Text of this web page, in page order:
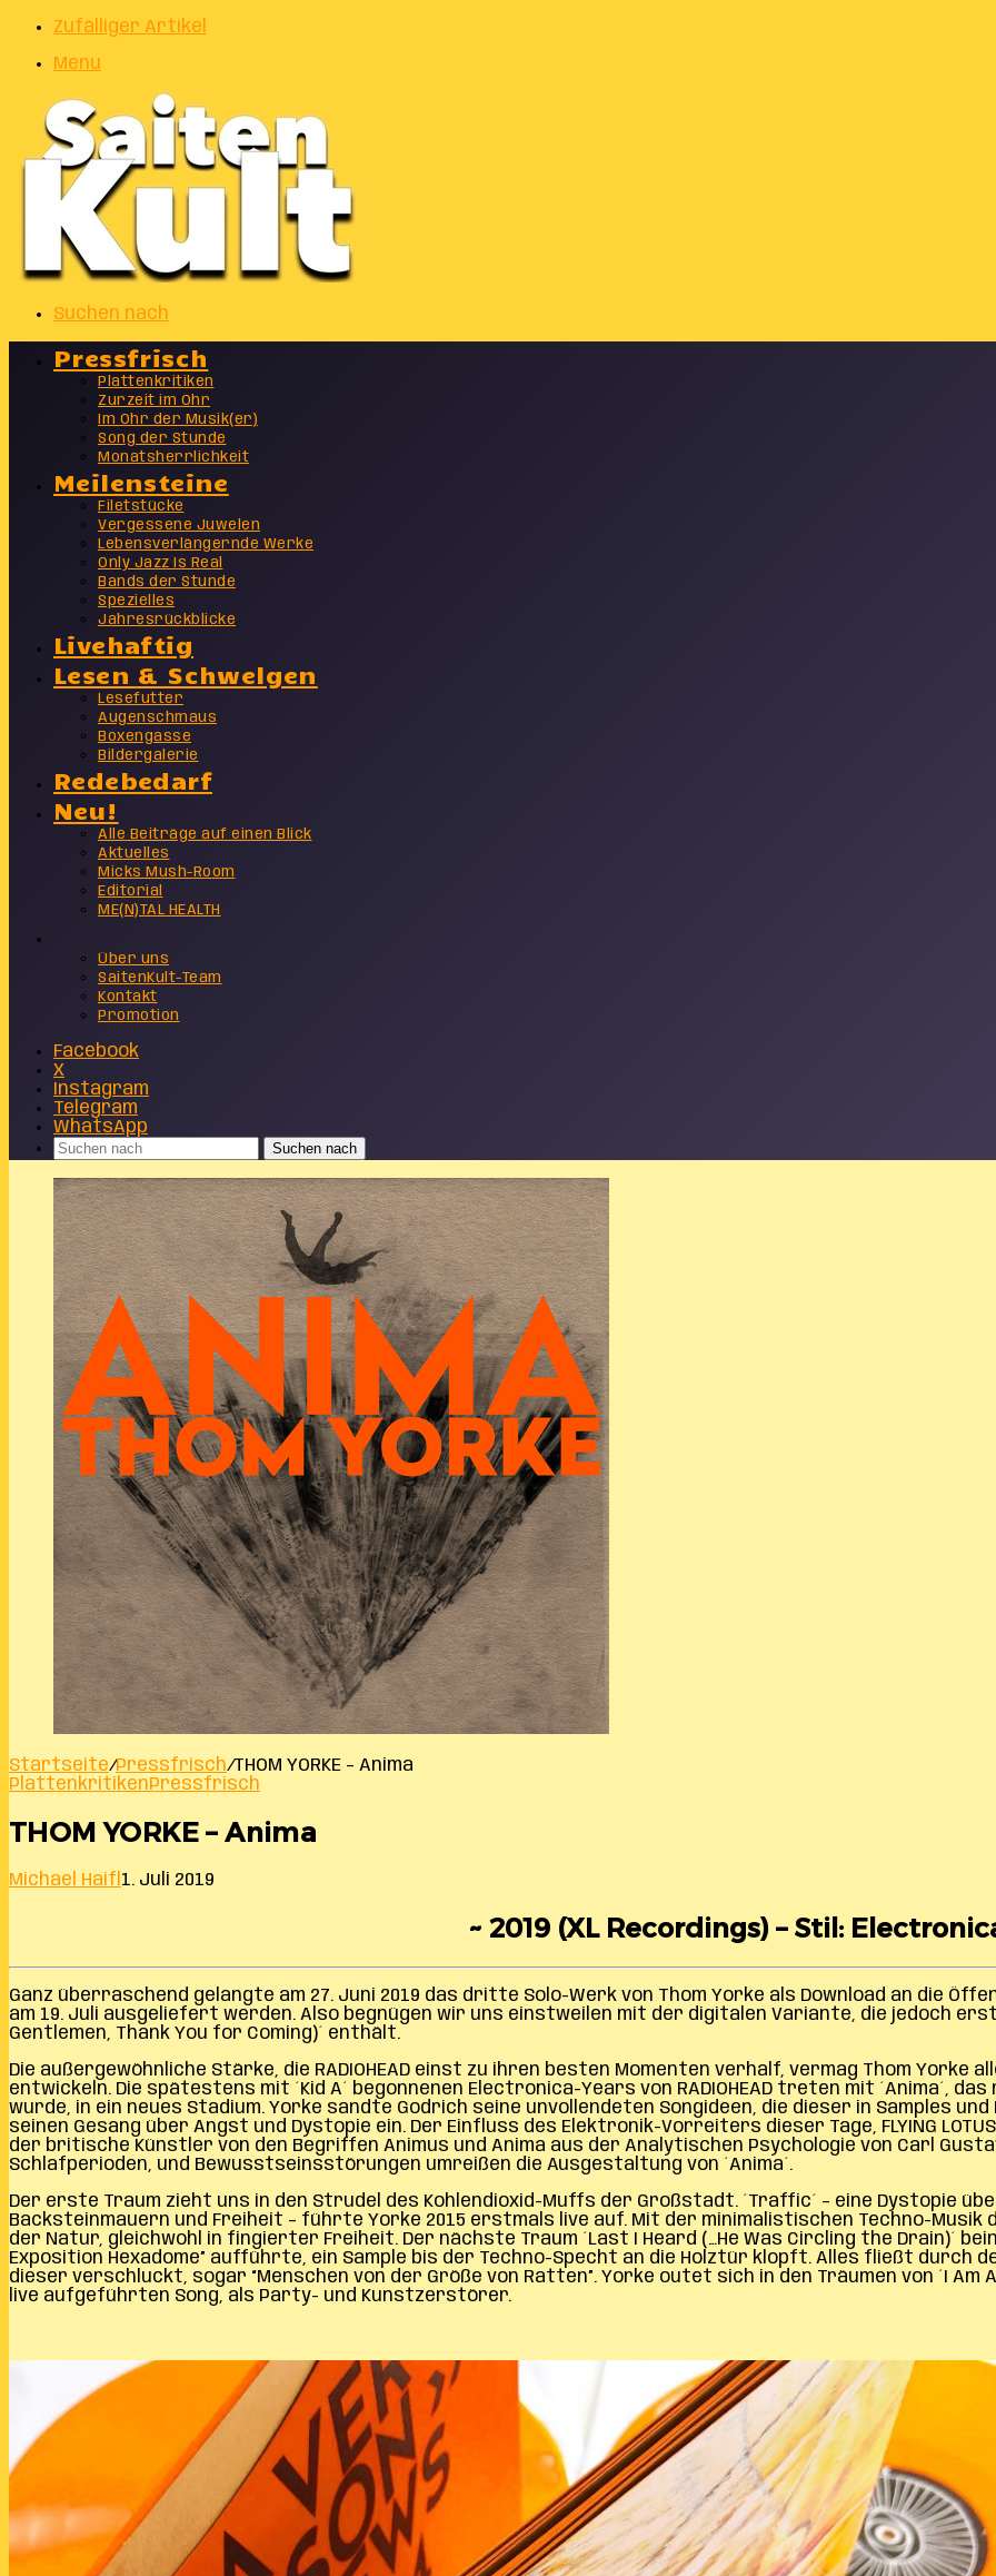
Zufälliger Artikel
Menu
Suchen nach
Pressfrisch
Plattenkritiken
Zurzeit im Ohr
Im Ohr der Musik(er)
Song der Stunde
Monatsherrlichkeit
Meilensteine
Filetstücke
Vergessene Juwelen
Lebensverlängernde Werke
Only Jazz Is Real
Bands der Stunde
Spezielles
Jahresrückblicke
Livehaftig
Lesen & Schwelgen
Lesefutter
Augenschmaus
Boxengasse
Bildergalerie
Redebedarf
Neu!
Alle Beiträge auf einen Blick
Aktuelles
Micks Mush-Room
Editorial
ME(N)TAL HEALTH
Über uns
SaitenKult-Team
Kontakt
Promotion
Facebook
X
Instagram
Telegram
WhatsApp
Suchen nach
Startseite/Pressfrisch/THOM YORKE – Anima
PlattenkritikenPressfrisch
THOM YORKE – Anima
Michael Haifl 1. Juli 2019
~ 2019 (XL Recordings) – Stil:
Ganz überraschend gelangte am 27. Juni 2019 das dritte Solo-Werk von Thom Yorke als Download an die
am 19. Juli ausgeliefert werden. Also begnügen wir uns einstweilen mit der digitalen Variante, die jedoch erst
Gentlemen, Thank You for Coming)´ enthält.
Die außergewöhnliche Stärke, die RADIOHEAD einst zu ihren besten Momenten verhalf, vermag Thom
entwickeln. Die spätestens mit ´Kid A´ begonnenen Electronica-Years von RADIOHEAD treten mit ´Anima´,
wurde, in ein neues Stadium. Yorke sandte Godrich seine unvollendeten Songideen, die dieser in Samples
seinen Gesang über Angst und Dystopie ein. Der Einfluss des Elektronik-Vorreiters dieser Tage, FLYING
der britische Künstler von den Begriffen Animus und Anima aus der Analytischen Psychologie von Carl
Schlafperioden, und Bewusstseinsstörungen umreißen die Ausgestaltung von ´Anima´.
Der erste Traum zieht uns in den Strudel des Kohlendioxid-Muffs der Großstadt. ´Traffic´ – eine Dystopie
Backsteinmauern und Freiheit – führte Yorke 2015 erstmals live auf. Mit der minimalistischen Techno-
der Natur, gleichwohl in fingierter Freiheit. Der nächste Traum ´Last I Heard (…He Was Circling the Drain)´
Exposition Hexadome” aufführte, ein Sample bis der Techno-Specht an die Holztür klopft. Alles fließt durch
dieser verschluckt, sogar “Menschen von der Größe von Ratten”. Yorke outet sich in den Träumen von ´I Am
live aufgeführten Song, als Party- und Kunstzerstörer.